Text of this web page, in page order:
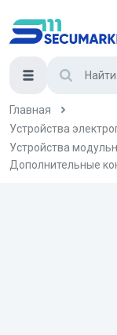
Главная
Устройства
Устройства
Дополнительные